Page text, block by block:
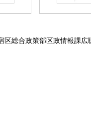
区総合政策部区政情報課